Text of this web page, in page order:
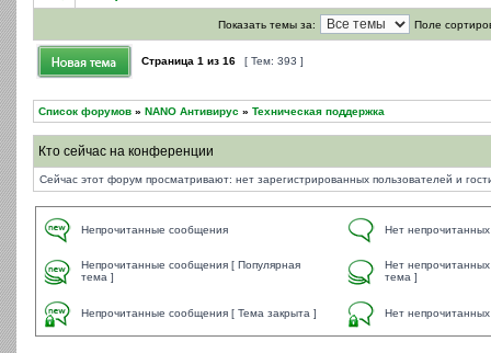
Показать темы за: Поле
Страница 1 из 16 [ Тем: 393 ]
Список форумов » NANO Антивирус » Техническая поддержка
Кто сейчас на конференции
Сейчас этот форум просматривают: нет зарегистрированных пользователей и
Непрочитанные сообщения Нет
Непрочитанные сообщения [ Популярная
тема ]
Нет
тема ]
Непрочитанные сообщения [ Тема закрыта ] Нет